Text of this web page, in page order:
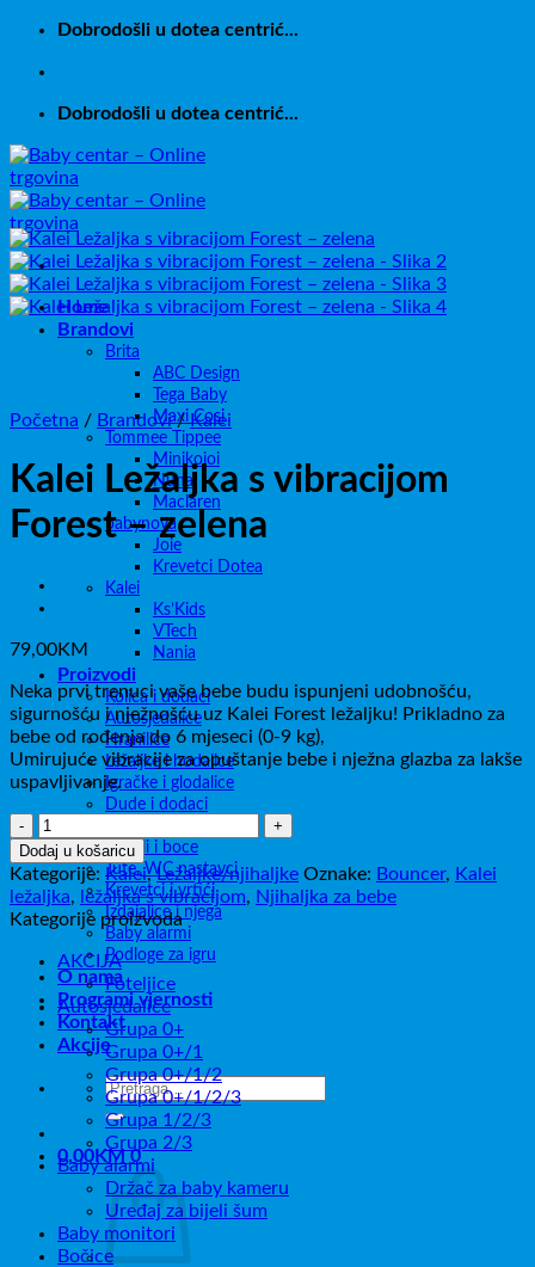
Skip
content
Dobrodošli u dotea centrić...
Dobrodošli u dotea centrić...
Home
Brandovi
Brita
ABC Design
Tega Baby
Maxi Cosi
Tommee Tippee
Minikoioi
Nuna
Maclaren
babynova
Joie
Krevetci Dotea
Kalei
Ks’Kids
VTech
Nania
Proizvodi
Kolica i dodaci
Autosjedalice
Hranilice
Ležaljke i hodalice
Igračke i glodalice
Dude i dodaci
Bokali i boce
Tute, WC nastavci
Krevetci i vrtići
Izdajalice i njega
Baby alarmi
Podloge za igru
O nama
Programi vjernosti
Kontakt
Akcije
Pretraži:
0,00KM 0
Početna / Brandovi / Kalei
Kalei Ležaljka s vibracijom
Forest – zelena
79,00KM
Neka prvi trenuci vaše bebe budu ispunjeni udobnošću,
sigurnošću i nježnošću uz Kalei Forest ležaljku! Prikladno za
bebe od rođenja do 6 mjeseci (0-9 kg),
Umirujuće vibracije za opuštanje bebe i nježna glazba za lakše
uspavljivanje.
Kalei
Ležaljka
s
vibracijom
Forest
zelena
količina
Dodaj u košaricu
Kategorije: Kalei,Ležaljke/njihaljke Oznake: Bouncer, Kalei
ležaljka, ležaljka s vibracijom, Njihaljka za bebe
Kategorije proizvoda
AKCIJA
Foteljice
Autosjedalice
Grupa 0+
Grupa 0+/1
Grupa 0+/1/2
Grupa 0+/1/2/3
Grupa 1/2/3
Grupa 2/3
Baby alarmi
Držač za baby kameru
Uređaj za bijeli šum
Baby monitori
Bočice